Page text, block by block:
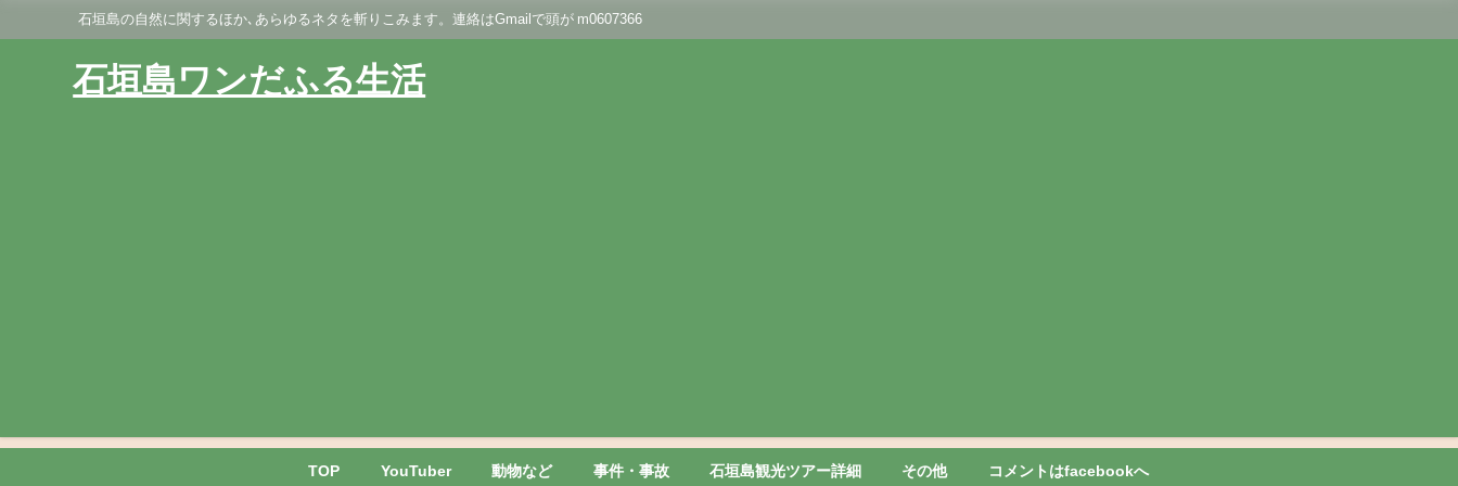
石垣島の自然に関するほか､あらゆるネタを斬りこみます。連絡はGmailで頭が m0607366
石垣島ワンだふる生活
TOP YouTuber 動物など 事件・事故 石垣島観光ツアー詳細 その他 コメントはfacebookへ